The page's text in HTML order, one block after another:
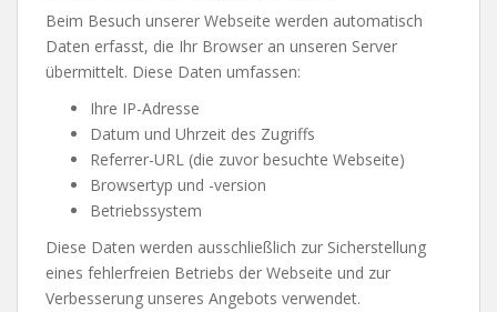
Beim Besuch unserer Webseite werden automatisch
Daten erfasst, die Ihr Browser an unseren Server
übermittelt. Diese Daten umfassen:
Ihre IP-Adresse
Datum und Uhrzeit des Zugriffs
Referrer-URL (die zuvor besuchte Webseite)
Browsertyp und -version
Betriebssystem
Diese Daten werden ausschließlich zur Sicherstellung
eines fehlerfreien Betriebs der Webseite und zur
Verbesserung unseres Angebots verwendet.